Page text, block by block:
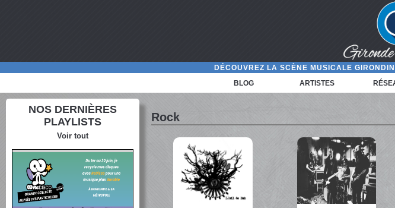
DÉCOUVREZ LA SCÈNE MUSICALE
BLOG
ARTISTES
NOS DERNIÈRES
PLAYLISTS
Voir tout
Rock